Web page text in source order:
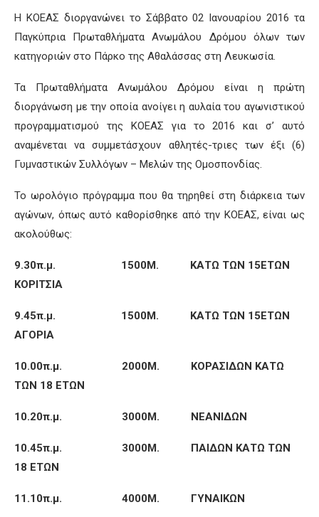
Η ΚΟΕΑΣ διοργανώνει το Σάββατο 02 Ιανουαρίου 2016 τα
Παγκύπρια Πρωταθλήματα Ανωμάλου Δρόμου όλων των
κατηγοριών στο Πάρκο της Αθαλάσσας στη Λευκωσία.
Τα Πρωταθλήματα Ανωμάλου Δρόμου είναι η πρώτη
διοργάνωση με την οποία ανοίγει η αυλαία του αγωνιστικού
προγραμματισμού της ΚΟΕΑΣ για το 2016 και σ’ αυτό
αναμένεται να συμμετάσχουν αθλητές-τριες των έξι (6)
Γυμναστικών Συλλόγων – Μελών της Ομοσπονδίας.
Το ωρολόγιο πρόγραμμα που θα τηρηθεί στη διάρκεια των
αγώνων, όπως αυτό καθορίσθηκε από την ΚΟΕΑΣ, είναι ως
ακολούθως:
9.30π.μ. 1500Μ. ΚΑΤΩ ΤΩΝ 15ΕΤΩΝ
ΚΟΡΙΤΣΙΑ
9.45π.μ. 1500Μ. ΚΑΤΩ ΤΩΝ 15ΕΤΩΝ
ΑΓΟΡΙΑ
10.00π.μ. 2000Μ. ΚΟΡΑΣΙΔΩΝ ΚΑΤΩ
ΤΩΝ 18 ΕΤΩΝ
10.20π.μ. 3000Μ. ΝΕΑΝΙΔΩΝ
10.45π.μ. 3000Μ. ΠΑΙΔΩΝ ΚΑΤΩ ΤΩΝ
18 ΕΤΩΝ
11.10π.μ. 4000Μ. ΓΥΝΑΙΚΩΝ